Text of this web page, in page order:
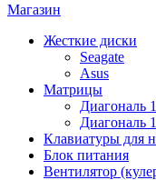
Магазин
Жесткие диски
Seagate
Asus
Матрицы
Диагональ
Диагональ
Клавиатуры для
Блок питания
Вентилятор